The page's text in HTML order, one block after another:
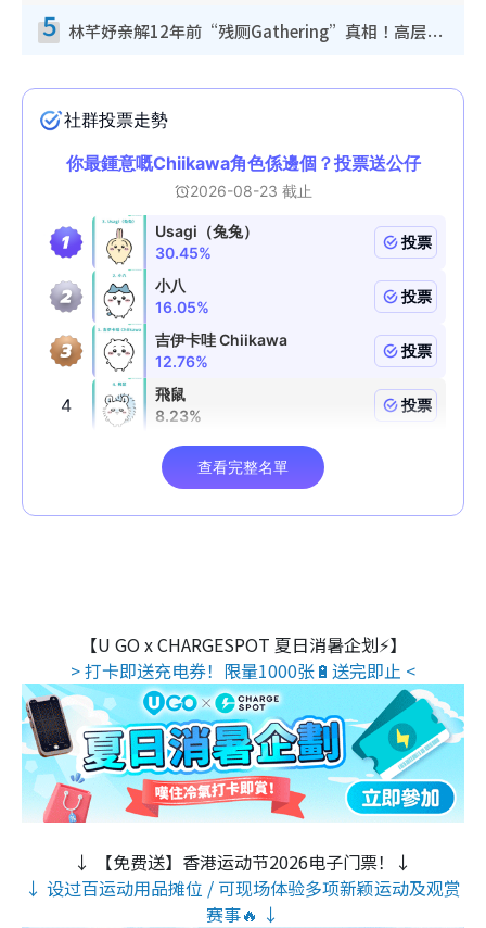
5 林芊妤亲解12年前“残厕Gathering”真相！高层解约一句话重创尊严，至今拒返TVB
【U GO x CHARGESPOT 夏日消暑企划⚡】
> 打卡即送充电券！限量1000张🔋送完即止 <
↓ 【免费送】香港运动节2026电子门票！↓
↓ 设过百运动用品摊位 / 可现场体验多项新颖运动及观赏
赛事🔥 ↓